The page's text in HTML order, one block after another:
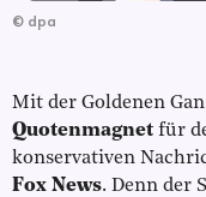
© dpa
Mit der Goldenen
Quotenmagnet für
konservativen
Fox News. Denn der